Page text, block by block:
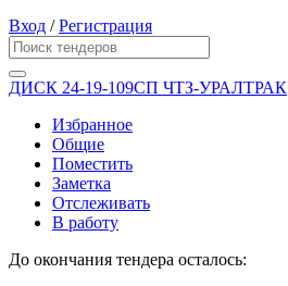
Вход /Регистрация
ДИСК 24-19-109СП ЧТЗ-УРАЛТРАК
Избранное
Общие
Поместить
Заметка
Отслеживать
В работу
До окончания тендера осталось: